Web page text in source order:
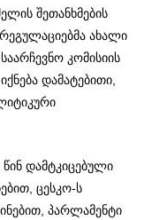
შეთანხმების
ახალი
კომისიის
დამატებითი,
დამტკიცებული
ცესკო-ს
პარლამენტი